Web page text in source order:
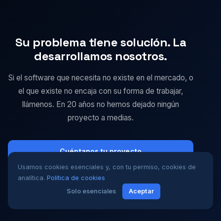
fabricación. Pero nuestra metodología de
análisis funciona en cualquier sector.
Su problema tiene solución. La
desarrollamos nosotros.
Si el software que necesita no existe en el mercado, o
el que existe no encaja con su forma de trabajar,
llámenos. En 20 años no hemos dejado ningún
proyecto a medias.
Cuéntanos tu proyecto
+34 968 354 441
Usamos cookies esenciales y, con tu permiso, cookies de
analítica. Política de cookies
Solo esenciales
Aceptar